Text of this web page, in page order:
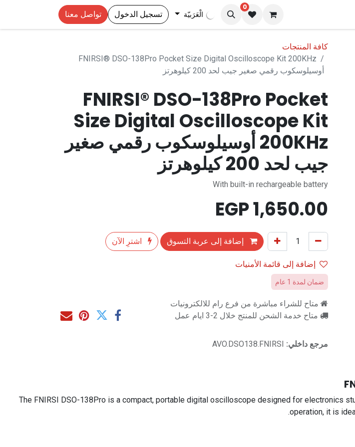
0
الْعَرَبيّة تسجيل الدخول تواصل معنا
كافة المنتجات
FNIRSI® DSO-138Pro Pocket Size Digital Oscilloscope Kit 200KHz
أوسيلوسكوب رقمي صغير جيب لحد 200 كيلوهرتز
FNIRSI® DSO-138Pro Pocket
Size Digital Oscilloscope Kit
200KHz أوسيلوسكوب رقمي صغير
جيب لحد 200 كيلوهرتز
With built-in rechargeable battery
1,650.00
إضافة إلى عربة التسوق
اشترِ الآن
إضافة إلى قائمة الأمنيات
ضمان لمدة 1 عام
متاح للشراء مباشرة من فرع رام للالكترونيات
متاح خدمة الشحن للمنتج خلال 2-3 ايام عمل
مرجع داخلي: AVO.DSO138.FNIRSI
The FNIRSI DSO-138Pro is a compact, portable digital oscilloscope designed for electronics
operation, it is